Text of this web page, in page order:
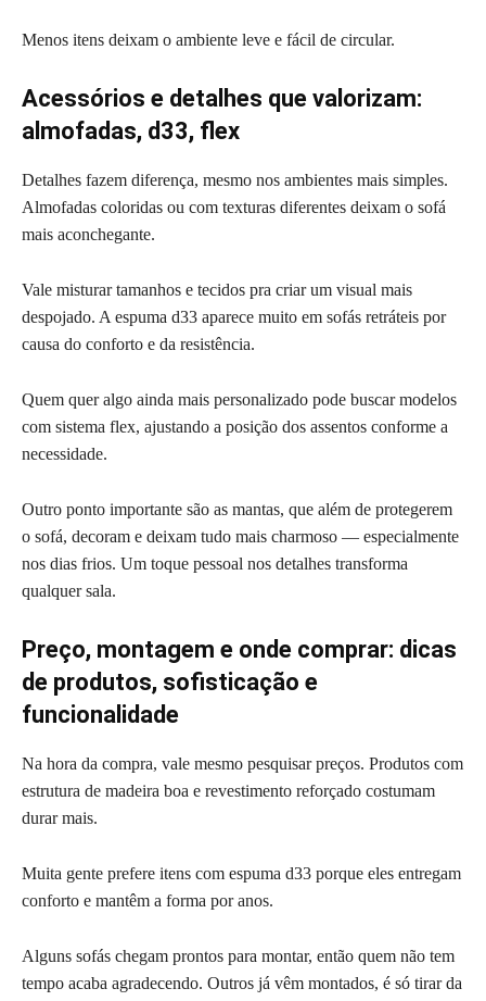
Menos itens deixam o ambiente leve e fácil de circular.
Acessórios e detalhes que valorizam:
almofadas, d33, flex
Detalhes fazem diferença, mesmo nos ambientes mais simples.
Almofadas coloridas ou com texturas diferentes deixam o sofá
mais aconchegante.
Vale misturar tamanhos e tecidos pra criar um visual mais
despojado. A espuma d33 aparece muito em sofás retráteis por
causa do conforto e da resistência.
Quem quer algo ainda mais personalizado pode buscar modelos
com sistema flex, ajustando a posição dos assentos conforme a
necessidade.
Outro ponto importante são as mantas, que além de protegerem
o sofá, decoram e deixam tudo mais charmoso — especialmente
nos dias frios. Um toque pessoal nos detalhes transforma
qualquer sala.
Preço, montagem e onde comprar: dicas
de produtos, sofisticação e
funcionalidade
Na hora da compra, vale mesmo pesquisar preços. Produtos com
estrutura de madeira boa e revestimento reforçado costumam
durar mais.
Muita gente prefere itens com espuma d33 porque eles entregam
conforto e mantêm a forma por anos.
Alguns sofás chegam prontos para montar, então quem não tem
tempo acaba agradecendo. Outros já vêm montados, é só tirar da